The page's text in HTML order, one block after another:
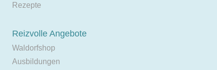
Rezepte
Reizvolle Angebote
Waldorfshop
Ausbildungen